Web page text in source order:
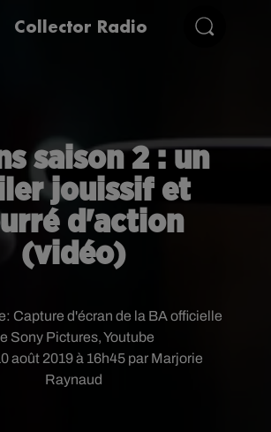
Collector Radio
saison 2 : un
jouissif et
d'action
(vidéo)
août 2019 à 16h45 par Marjorie
Raynaud
Capture d'écran de la BA officielle
Sony Pictures, Youtube